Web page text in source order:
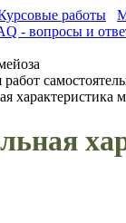
работы
- вопросы и
характеристика